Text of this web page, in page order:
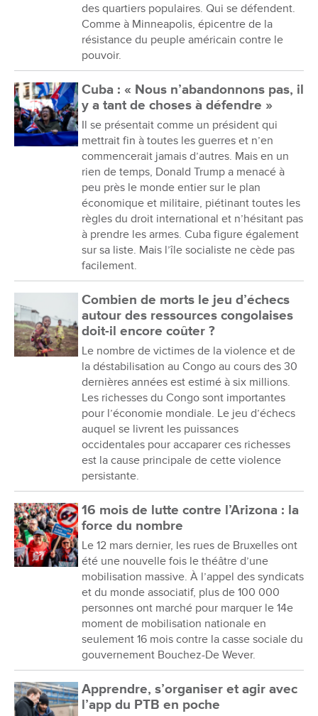
des quartiers populaires. Qui se défendent.
Comme à Minneapolis, épicentre de la
résistance du peuple américain contre le
pouvoir.
Cuba : « Nous n’abandonnons pas, il
y a tant de choses à défendre »
Il se présentait comme un président qui
mettrait fin à toutes les guerres et n’en
commencerait jamais d’autres. Mais en un
rien de temps, Donald Trump a menacé à
peu près le monde entier sur le plan
économique et militaire, piétinant toutes les
règles du droit international et n’hésitant pas
à prendre les armes. Cuba figure également
sur sa liste. Mais l’île socialiste ne cède pas
facilement.
Combien de morts le jeu d’échecs
autour des ressources congolaises
doit-il encore coûter ?
Le nombre de victimes de la violence et de
la déstabilisation au Congo au cours des 30
dernières années est estimé à six millions.
Les richesses du Congo sont importantes
pour l’économie mondiale. Le jeu d’échecs
auquel se livrent les puissances
occidentales pour accaparer ces richesses
est la cause principale de cette violence
persistante.
16 mois de lutte contre l’Arizona : la
force du nombre
Le 12 mars dernier, les rues de Bruxelles ont
été une nouvelle fois le théâtre d’une
mobilisation massive. À l’appel des syndicats
et du monde associatif, plus de 100 000
personnes ont marché pour marquer le 14e
moment de mobilisation nationale en
seulement 16 mois contre la casse sociale du
gouvernement Bouchez-De Wever.
Apprendre, s’organiser et agir avec
l’app du PTB en poche